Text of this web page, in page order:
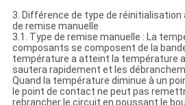
3. Différence de type de
de remise manuelle
3.1. Type de remise manuelle : La
composants se composent de la
température a atteint la température
sautera rapidement et les
Quand la température diminue à un
le point de contact ne peut pas
rebrancher le circuit en poussant le